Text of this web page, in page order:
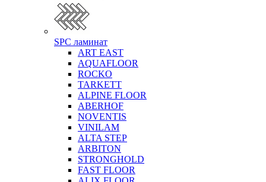
SPC ламинат
ART EAST
AQUAFLOOR
ROCKO
TARKETT
ALPINE FLOOR
ABERHOF
NOVENTIS
VINILAM
ALTA STEP
ARBITON
STRONGHOLD
FAST FLOOR